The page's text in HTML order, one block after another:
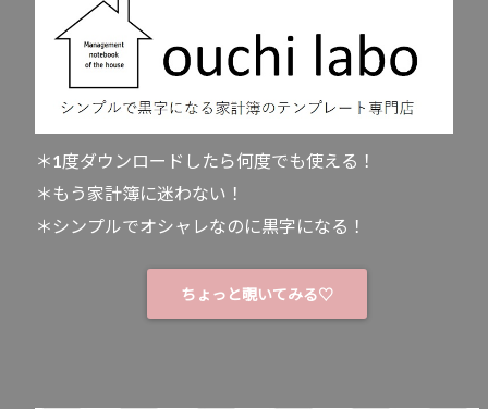
＊1度ダウンロードしたら何度でも使える！
＊もう家計簿に迷わない！
＊シンプルでオシャレなのに黒字になる！
ちょっと覗いてみる♡